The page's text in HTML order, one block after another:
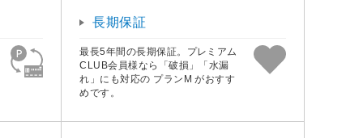
長期保証
最長5年間の長期保証。プレミアム
CLUB会員様なら「破損」「水漏
れ」にも対応の プランM がおすす
めです。